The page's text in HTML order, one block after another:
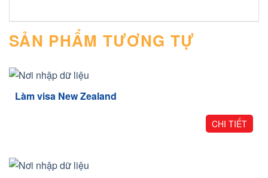
SẢN PHẨM TƯƠNG TỰ
Làm visa New Zealand
CHI TIẾT